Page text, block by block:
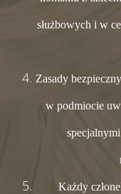
służbowych i w
Zasady
w podmiocie
Każdy